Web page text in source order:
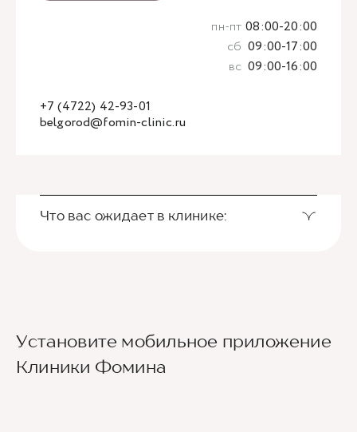
belgorod@fomin-clinic.ru
+7 (4722) 42-93-01
пн-пт 08:00-20:00
сб 09:00-17:00
вс 09:00-16:00
Что вас ожидает в клинике:
Ведущие врачи региона
Установите мобильное приложение
Клиники Фомина